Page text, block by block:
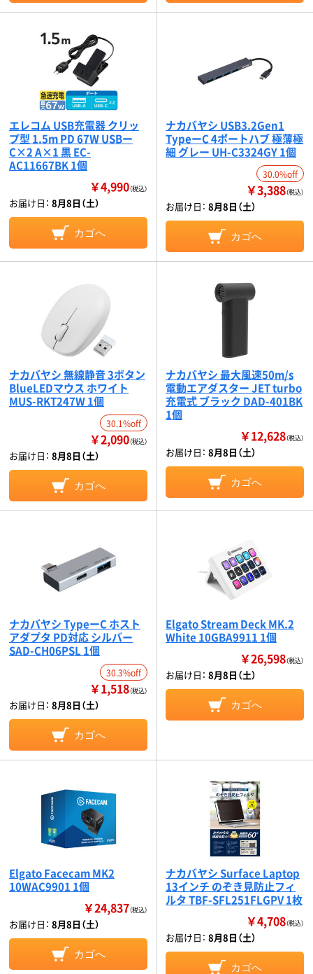
エレコム USB充電器 クリッ
プ型 1.5m PD 67W USBー
C×2 A×1 黒 EC-
AC11667BK 1個
￥4,990（税込）
お届け日： 8月8日（土）
カゴへ
ナカバヤシ USB3.2Gen1
TypeーC 4ポートハブ 極薄極
細 グレー UH-C3324GY 1個
30.0%off
￥3,388（税込）
お届け日： 8月8日（土）
カゴへ
ナカバヤシ 無線静音 3ボタン
BlueLEDマウス ホワイト
MUS-RKT247W 1個
30.1%off
￥2,090（税込）
お届け日： 8月8日（土）
カゴへ
ナカバヤシ 最大風速50m/s
電動エアダスター JET turbo
充電式 ブラック DAD-401BK
1個
￥12,628（税込）
お届け日： 8月8日（土）
カゴへ
ナカバヤシ TypeーC ホスト
アダプタ PD対応 シルバー
SAD-CH06PSL 1個
30.3%off
￥1,518（税込）
お届け日： 8月8日（土）
カゴへ
Elgato Stream Deck MK.2
White 10GBA9911 1個
￥26,598（税込）
お届け日： 8月8日（土）
カゴへ
Elgato Facecam MK2
10WAC9901 1個
￥24,837（税込）
お届け日： 8月8日（土）
カゴへ
ナカバヤシ Surface Laptop
13インチ のぞき見防止フィ
ルタ TBF-SFL251FLGPV 1枚
￥4,708（税込）
お届け日： 8月8日（土）
カゴへ